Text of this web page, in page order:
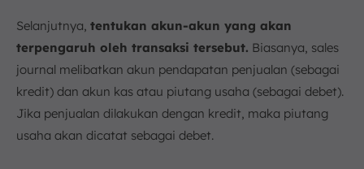
Selanjutnya, tentukan akun-akun yang akan
terpengaruh oleh transaksi tersebut. Biasanya, sales
journal melibatkan akun pendapatan penjualan (sebagai
kredit) dan akun kas atau piutang usaha (sebagai debet).
Jika penjualan dilakukan dengan kredit, maka piutang
usaha akan dicatat sebagai debet.